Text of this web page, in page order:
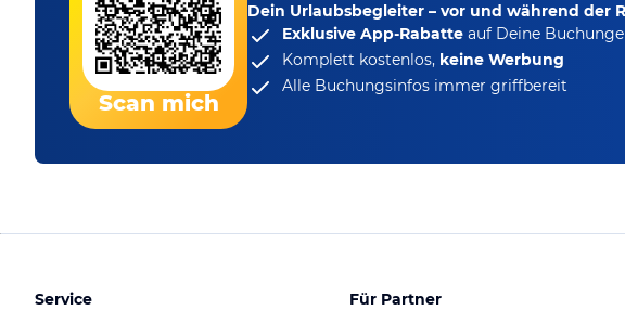
Scan mich
Dein Urlaubsbegleiter – vor und während der
Exklusive App-Rabatte auf Deine
Komplett kostenlos, keine Werbung
Alle Buchungsinfos immer griffbereit
Service Für Partner